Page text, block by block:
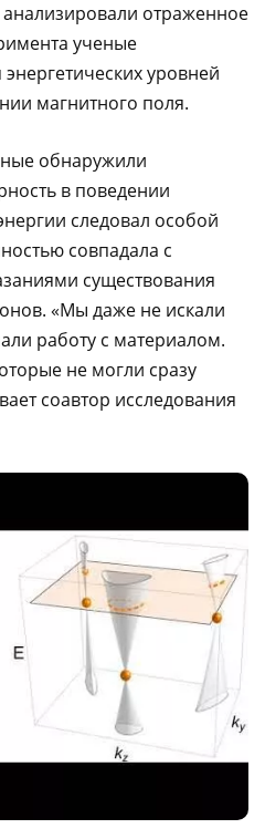
отраженное
ученые
уровней
магнитного поля.
обнаружили
в поведении
следовал особой
совпадала с
существования
«Мы даже не искали
работу с материалом.
не могли сразу
соавтор исследования